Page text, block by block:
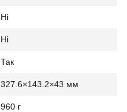
Ні
Ні
Так
327.6×143.2×43 мм
960 г